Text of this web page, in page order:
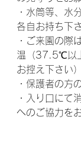
・水筒等、水
各自お持ち下さ
・ご来園の際
温（37.5℃以
お控え下さい）
・保護者の方
・入り口にて
へのご協力を